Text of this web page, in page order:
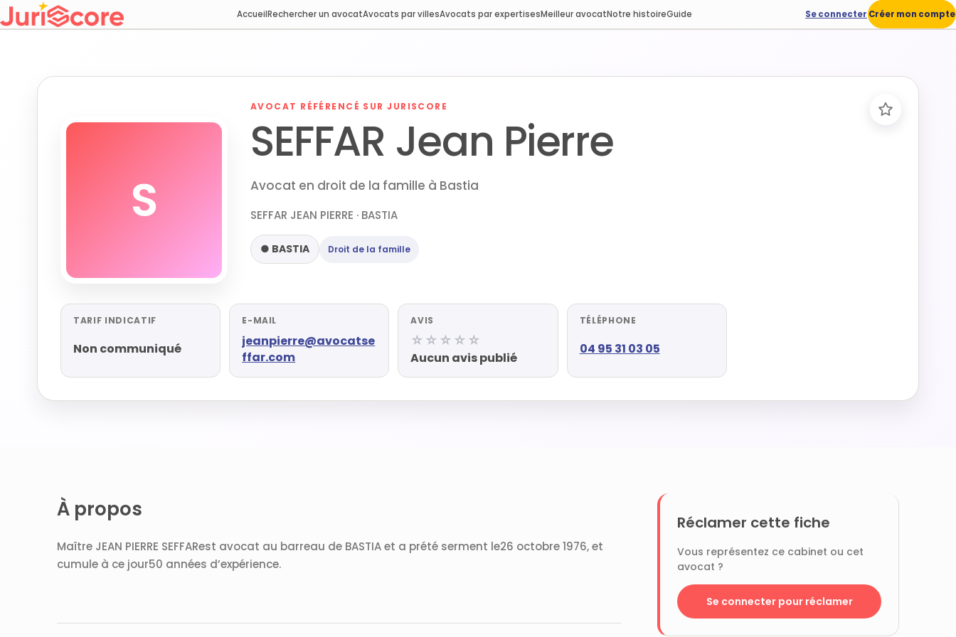
AccueilRechercher un avocatAvocats par villesAvocats par expertisesMeilleur avocatNotre histoireGuide Se connecter Créer mon compte
S
AVOCAT RÉFÉRENCÉ SUR JURISCORE
SEFFAR Jean Pierre
Avocat en droit de la famille à Bastia
SEFFAR JEAN PIERRE · BASTIA
● BASTIA Droit de la famille
TARIF INDICATIF
Non communiqué
E-MAIL
jeanpierre@avocatse
ffar.com
AVIS
☆☆☆☆☆
Aucun avis publié
TÉLÉPHONE
04 95 31 03 05
À propos
Maître JEAN PIERRE SEFFARest avocat au barreau de BASTIA et a prété serment le26 octobre 1976, et
cumule à ce jour50 années d’expérience.
Réclamer cette fiche
Vous représentez ce cabinet ou cet
avocat ?
Se connecter pour réclamer